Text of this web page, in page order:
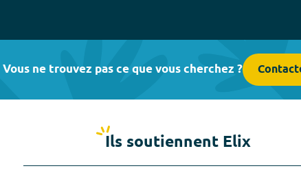
Vous ne trouvez pas ce que vous cherchez ?
Ils soutiennent Elix